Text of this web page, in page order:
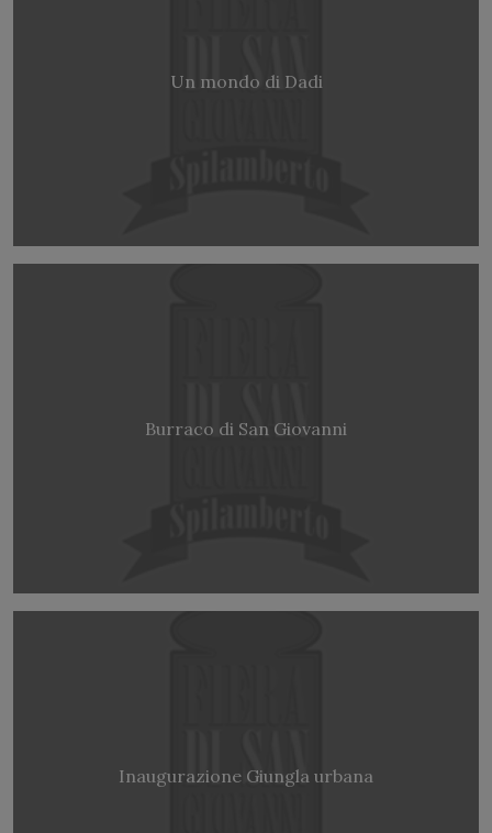
Un mondo di Dadi
Burraco di San Giovanni
Inaugurazione Giungla urbana